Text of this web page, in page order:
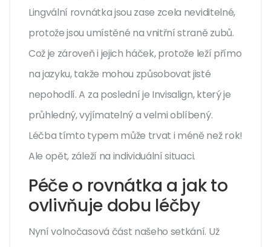
Lingvální rovnátka jsou zase zcela neviditelné,
protože jsou umístěné na vnitřní straně zubů.
Což je zároveň i jejich háček, protože leží přímo
na jazyku, takže mohou způsobovat jisté
nepohodlí. A za poslední je Invisalign, který je
průhledný, vyjímatelný a velmi oblíbený.
Léčba tímto typem může trvat i méně než rok!
Ale opět, záleží na individuální situaci.
Péče o rovnátka a jak to
ovlivňuje dobu léčby
Nyní volnočasová část našeho setkání. Už